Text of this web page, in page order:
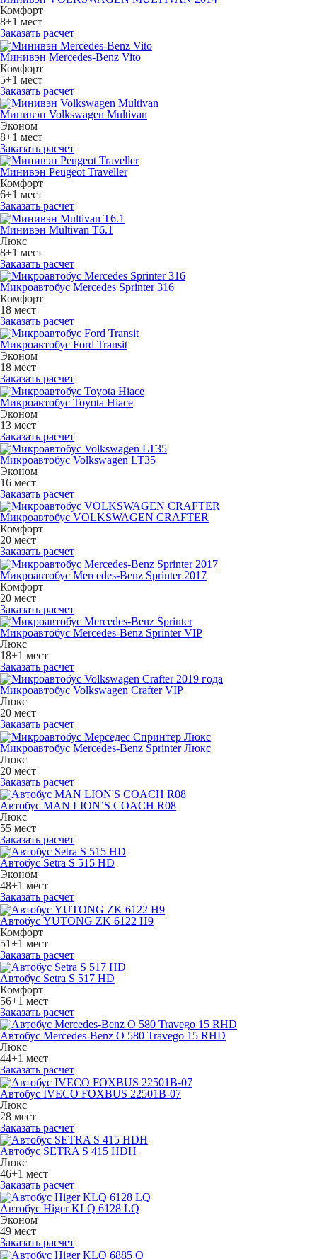
Комфорт
8+1 мест
Заказать расчет
Минивэн Mercedes-Benz Vito
Комфорт
5+1 мест
Заказать расчет
Минивэн Volkswagen Multivan
Эконом
8+1 мест
Заказать расчет
Минивэн Peugeot Traveller
Комфорт
6+1 мест
Заказать расчет
Минивэн Multivan Т6.1
Люкс
8+1 мест
Заказать расчет
Микроавтобус Mercedes Sprinter 316
Комфорт
18 мест
Заказать расчет
Микроавтобус Ford Transit
Эконом
18 мест
Заказать расчет
Микроавтобус Toyota Hiace
Эконом
13 мест
Заказать расчет
Микроавтобус Volkswagen LT35
Эконом
16 мест
Заказать расчет
Микроавтобус VOLKSWAGEN CRAFTER
Комфорт
20 мест
Заказать расчет
Микроавтобус Mercedes-Benz Sprinter 2017
Комфорт
20 мест
Заказать расчет
Микроавтобус Mercedes-Benz Sprinter VIP
Люкс
18+1 мест
Заказать расчет
Микроавтобус Volkswagen Crafter VIP
Люкс
20 мест
Заказать расчет
Микроавтобус Mercedes-Benz Sprinter Люкс
Люкс
20 мест
Заказать расчет
Автобус MAN LION’S COACH R08
Люкс
55 мест
Заказать расчет
Автобус Setra S 515 HD
Эконом
48+1 мест
Заказать расчет
Автобус YUTONG ZK 6122 H9
Комфорт
51+1 мест
Заказать расчет
Автобус Setra S 517 HD
Комфорт
56+1 мест
Заказать расчет
Автобус Mercedes-Benz O 580 Travego 15 RHD
Люкс
44+1 мест
Заказать расчет
Автобус IVECO FOXBUS 22501В-07
Люкс
28 мест
Заказать расчет
Автобус SETRA S 415 HDH
Люкс
46+1 мест
Заказать расчет
Автобус Higer KLQ 6128 LQ
Эконом
49 мест
Заказать расчет